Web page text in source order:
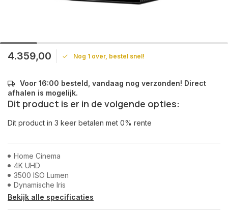
4.359,00 Nog 1 over, bestel snel!
Voor 16:00 besteld, vandaag nog verzonden! Direct
afhalen is mogelijk.
Dit product is er in de volgende opties:
Dit product in 3 keer betalen met 0% rente
Home Cinema
4K UHD
3500 ISO Lumen
Dynamische Iris
Bekijk alle specificaties